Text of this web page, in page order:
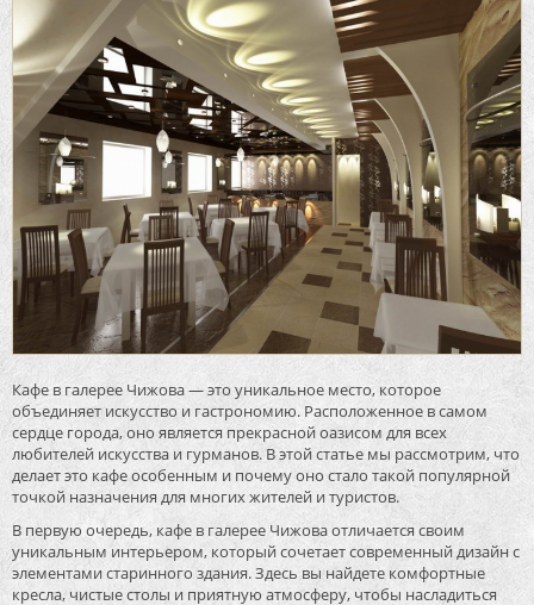
Кафе в галерее Чижова — это уникальное место, которое
объединяет искусство и гастрономию. Расположенное в самом
сердце города, оно является прекрасной оазисом для всех
любителей искусства и гурманов. В этой статье мы рассмотрим, что
делает это кафе особенным и почему оно стало такой популярной
точкой назначения для многих жителей и туристов.
В первую очередь, кафе в галерее Чижова отличается своим
уникальным интерьером, который сочетает современный дизайн с
элементами старинного здания. Здесь вы найдете комфортные
кресла, чистые столы и приятную атмосферу, чтобы насладиться